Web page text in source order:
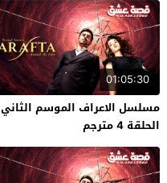
01:05:30
مسلسل الاعراف الموسم الثاني
الحلقة 4 مترجم